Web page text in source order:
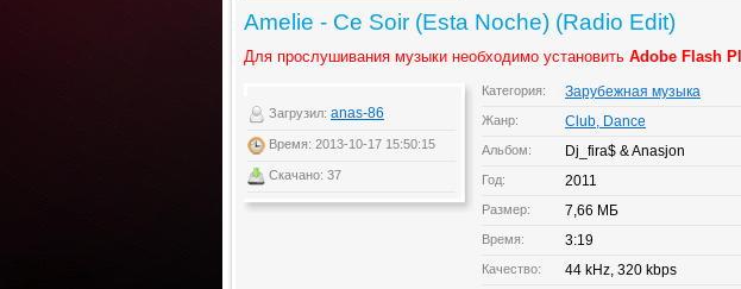
Amelie - Ce Soir (Esta Noche) (Radio Edit)
Для прослушивания музыки необходимо установить Adobe Flash
Загрузил: anas-86
Время: 2013-10-17 15:50:15
Скачано: 37
Категория: Зарубежная музыка
Жанр: Club, Dance
Альбом: Dj_fira$ & Anasjon
Год: 2011
Размер: 7,66 МБ
Время: 3:19
Качество: 44 kHz, 320 kbps